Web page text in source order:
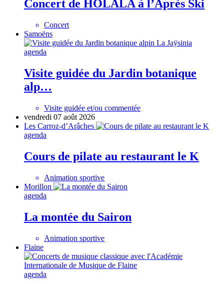
Concert de HOLALA à l’Après Ski
Concert
Samoëns
agenda
Visite guidée du Jardin botanique
alp…
Visite guidée et/ou commentée
vendredi 07 août 2026
Les Carroz-d’Arâches
agenda
Cours de pilate au restaurant le K
Animation sportive
Morillon
agenda
La montée du Sairon
Animation sportive
Flaine
agenda